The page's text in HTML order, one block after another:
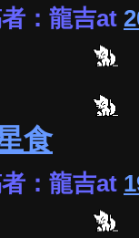
：龍吉at
食
：龍吉at